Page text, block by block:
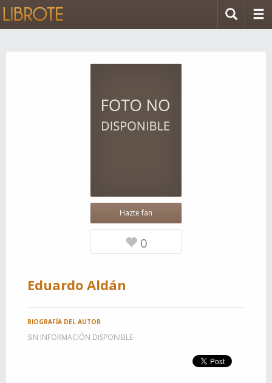
Hazte fan
0
Eduardo Aldán
BIOGRAFÍA DEL AUTOR
SIN INFORMACIÓN DISPONIBLE